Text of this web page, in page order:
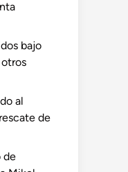
bajo
al
de
de